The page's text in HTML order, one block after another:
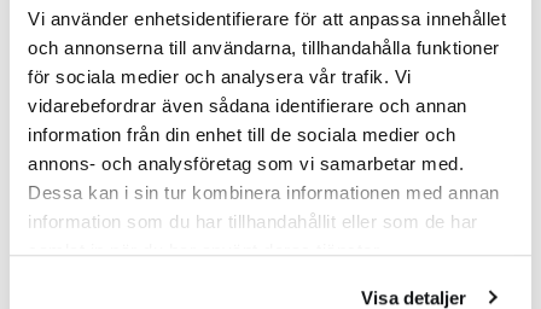
Vi använder enhetsidentifierare för att anpassa innehållet
och annonserna till användarna, tillhandahålla funktioner
för sociala medier och analysera vår trafik. Vi
vidarebefordrar även sådana identifierare och annan
information från din enhet till de sociala medier och
annons- och analysföretag som vi samarbetar med.
Dessa kan i sin tur kombinera informationen med annan
information som du har tillhandahållit eller som de har
samlat in när du har använt deras tjänster.
Visa detaljer
Ange ett namn für enheten.
Välj det rum där belysningen är placerad.
Tryck på “Lägg till enhet”.
Tryck på “Lägg till nätverk”.